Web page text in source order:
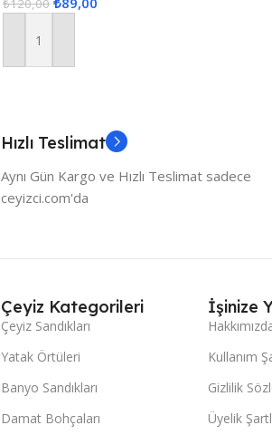
₺120,00
Sepete Ekle
Hızlı Teslimat
Aynı Gün Kargo ve Hızlı Teslimat sadece
ceyizci.com'da
Çeyiz Kategorileri
Çeyiz Sandıkları
Yatak Örtüleri
Banyo Sandıkları
Damat Bohçaları
İşinize
Kullanım
Gizlilik
Üyelik